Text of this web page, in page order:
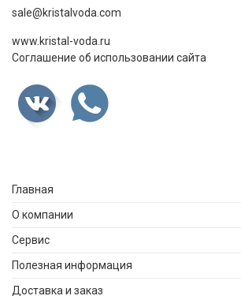
sale@kristalvoda.com
www.kristal-voda.ru
Соглашение об использовании сайта
Главная
О компании
Сервис
Полезная информация
Доставка и заказ